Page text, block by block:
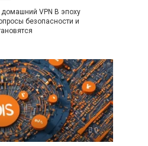
домашний VPN В эпоху
безопасности и
0